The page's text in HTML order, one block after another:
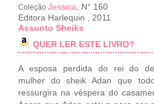
Coleção Jessica , N° 160
Editora Harlequin
2011
Assunto Sheiks
QUER LER ESTE LIVRO?
A esposa perdida do rei do
mulher do sheik Adan que
ressurgira na véspera do